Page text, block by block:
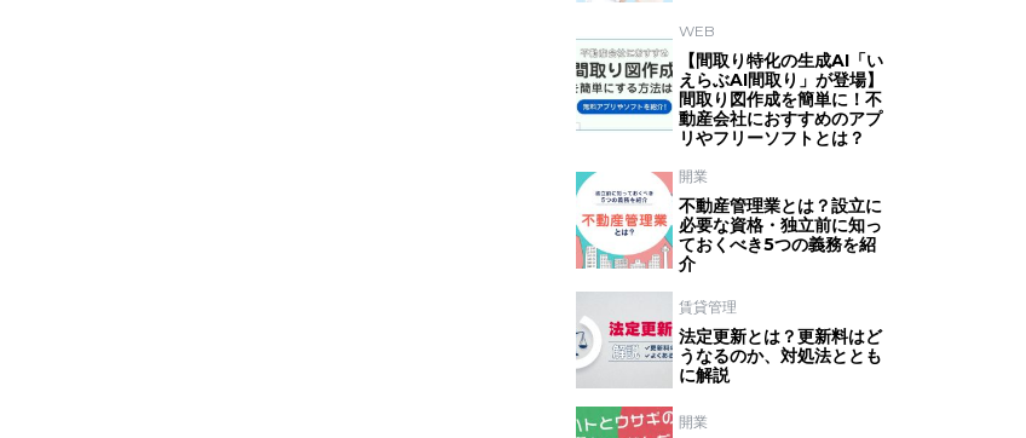
WEB
【間取り特化の生成AI「い
えらぶAI間取り」が登場】
間取り図作成を簡単に！不
動産会社におすすめのアプ
リやフリーソフトとは？
開業
不動産管理業とは？設立に
必要な資格・独立前に知っ
ておくべき5つの義務を紹
介
賃貸管理
法定更新とは？更新料はど
うなるのか、対処法ととも
に解説
開業